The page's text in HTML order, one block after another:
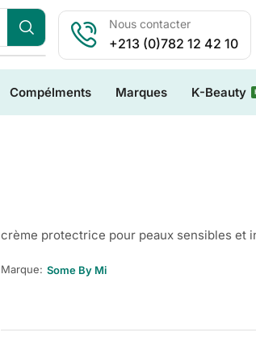
Nous contacter
+213 (0)782 12 42 10
Compélments Marques K-Beauty
crème protectrice pour peaux sensibles et
Marque: Some By Mi